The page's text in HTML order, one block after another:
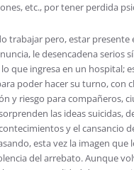
etc., por tener perdida
trabajar pero, estar presente
le desencadena serios
que ingresa en un hospital;
poder hacer su turno, con
y riesgo para compañeros,
las ideas suicidas,
y el cansancio
esta vez la imagen que
del arrebato. Aunque